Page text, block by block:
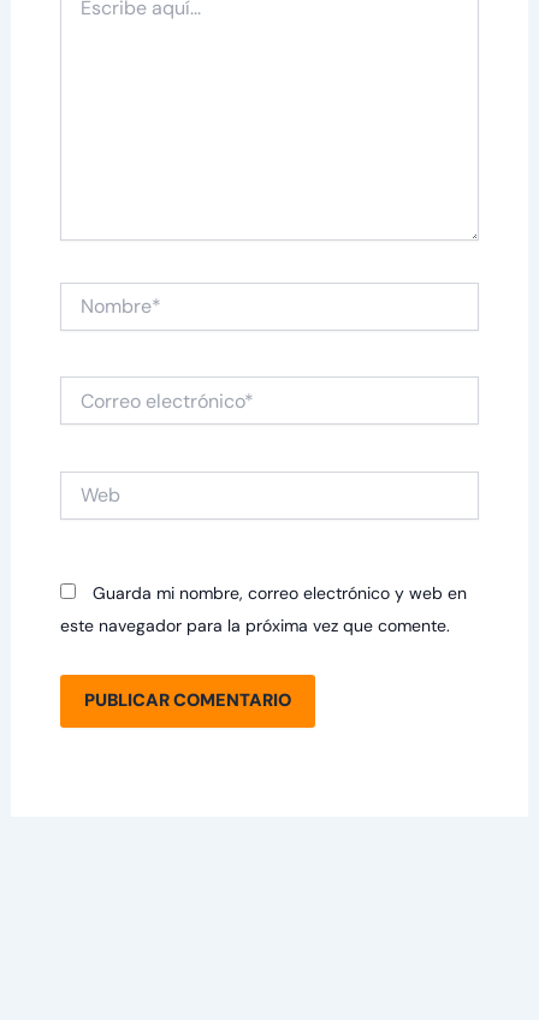
aquí...
electrónico*
Guarda mi nombre, correo electrónico y web en
este navegador para la próxima vez que comente.